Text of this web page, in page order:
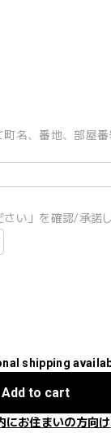
町名、番地、部屋
さい」を確認/承諾
shipping
Add to cart
にお住まいの方向け